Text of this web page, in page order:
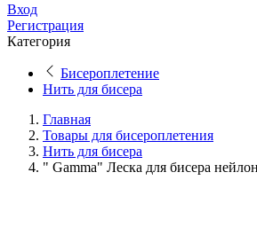
Вход
Регистрация
Категория
Бисероплетение
Нить для бисера
Главная
Товары для бисероплетения
Нить для бисера
" Gamma" Леска для бисера